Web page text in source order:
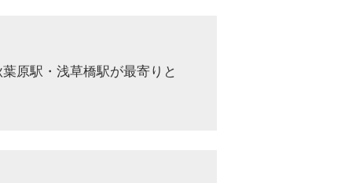
原駅・浅草橋駅が最寄りと